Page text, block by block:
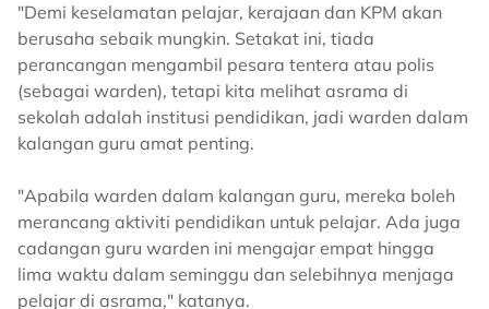
"Demi keselamatan pelajar, kerajaan dan KPM akan
berusaha sebaik mungkin. Setakat ini, tiada
perancangan mengambil pesara tentera atau polis
(sebagai warden), tetapi kita melihat asrama di
sekolah adalah institusi pendidikan, jadi warden dalam
kalangan guru amat penting.
"Apabila warden dalam kalangan guru, mereka boleh
merancang aktiviti pendidikan untuk pelajar. Ada juga
cadangan guru warden ini mengajar empat hingga
lima waktu dalam seminggu dan selebihnya menjaga
pelajar di asrama," katanya.